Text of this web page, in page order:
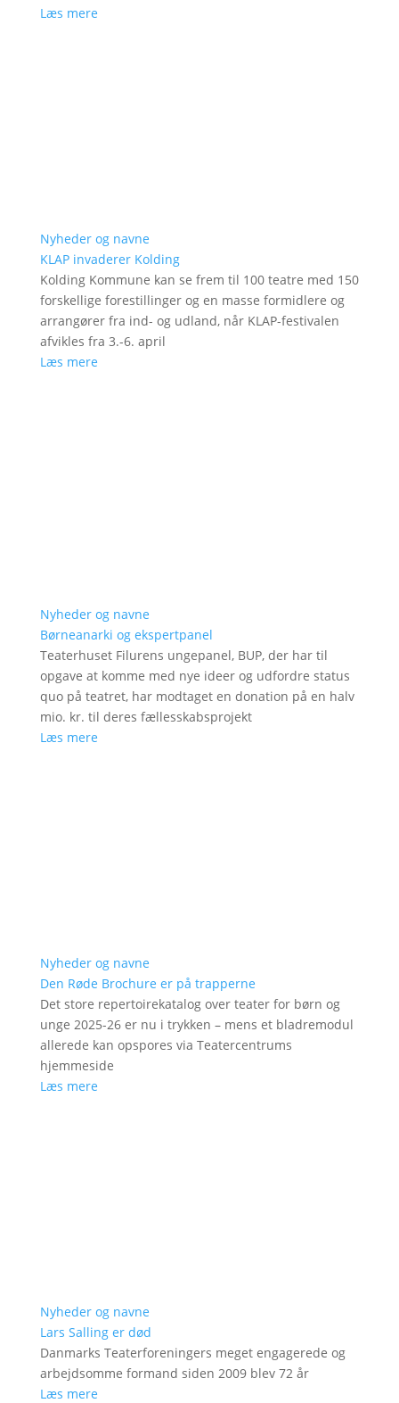
Læs mere
Nyheder og navne
KLAP invaderer Kolding
Kolding Kommune kan se frem til 100 teatre med 150
forskellige forestillinger og en masse formidlere og
arrangører fra ind- og udland, når KLAP-festivalen
afvikles fra 3.-6. april
Læs mere
Nyheder og navne
Børneanarki og ekspertpanel
Teaterhuset Filurens ungepanel, BUP, der har til
opgave at komme med nye ideer og udfordre status
quo på teatret, har modtaget en donation på en halv
mio. kr. til deres fællesskabsprojekt
Læs mere
Nyheder og navne
Den Røde Brochure er på trapperne
Det store repertoirekatalog over teater for børn og
unge 2025-26 er nu i trykken – mens et bladremodul
allerede kan opspores via Teatercentrums
hjemmeside
Læs mere
Nyheder og navne
Lars Salling er død
Danmarks Teaterforeningers meget engagerede og
arbejdsomme formand siden 2009 blev 72 år
Læs mere